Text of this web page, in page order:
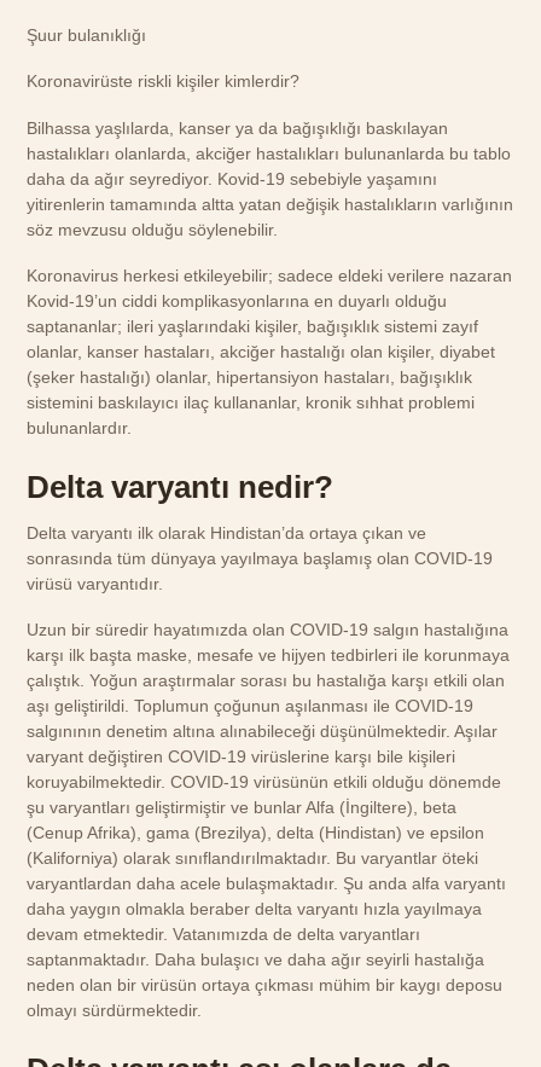
Şuur bulanıklığı
Koronavirüste riskli kişiler kimlerdir?
Bilhassa yaşlılarda, kanser ya da bağışıklığı baskılayan
hastalıkları olanlarda, akciğer hastalıkları bulunanlarda bu tablo
daha da ağır seyrediyor. Kovid-19 sebebiyle yaşamını
yitirenlerin tamamında altta yatan değişik hastalıkların varlığının
söz mevzusu olduğu söylenebilir.
Koronavirus herkesi etkileyebilir; sadece eldeki verilere nazaran
Kovid-19’un ciddi komplikasyonlarına en duyarlı olduğu
saptananlar; ileri yaşlarındaki kişiler, bağışıklık sistemi zayıf
olanlar, kanser hastaları, akciğer hastalığı olan kişiler, diyabet
(şeker hastalığı) olanlar, hipertansiyon hastaları, bağışıklık
sistemini baskılayıcı ilaç kullananlar, kronik sıhhat problemi
bulunanlardır.
Delta varyantı nedir?
Delta varyantı ilk olarak Hindistan’da ortaya çıkan ve
sonrasında tüm dünyaya yayılmaya başlamış olan COVID-19
virüsü varyantıdır.
Uzun bir süredir hayatımızda olan COVID-19 salgın hastalığına
karşı ilk başta maske, mesafe ve hijyen tedbirleri ile korunmaya
çalıştık. Yoğun araştırmalar sorası bu hastalığa karşı etkili olan
aşı geliştirildi. Toplumun çoğunun aşılanması ile COVID-19
salgınının denetim altına alınabileceği düşünülmektedir. Aşılar
varyant değiştiren COVID-19 virüslerine karşı bile kişileri
koruyabilmektedir. COVID-19 virüsünün etkili olduğu dönemde
şu varyantları geliştirmiştir ve bunlar Alfa (İngiltere), beta
(Cenup Afrika), gama (Brezilya), delta (Hindistan) ve epsilon
(Kaliforniya) olarak sınıflandırılmaktadır. Bu varyantlar öteki
varyantlardan daha acele bulaşmaktadır. Şu anda alfa varyantı
daha yaygın olmakla beraber delta varyantı hızla yayılmaya
devam etmektedir. Vatanımızda de delta varyantları
saptanmaktadır. Daha bulaşıcı ve daha ağır seyirli hastalığa
neden olan bir virüsün ortaya çıkması mühim bir kaygı deposu
olmayı sürdürmektedir.